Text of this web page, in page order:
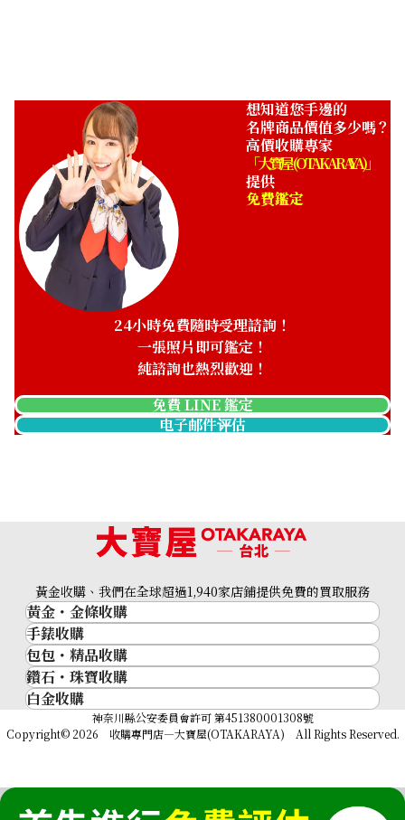
想知道您手邊的
名牌商品價值多少嗎？
高價收購專家
「大寶屋 (OTAKARAYA)」
提供
免費鑑定
24小時免費隨時受理諮詢！
一張照片即可鑑定！
純諮詢也熱烈歡迎！
免費 LINE 鑑定
电子邮件评估
黃金收購、我們在全球超過1,940家店鋪提供免費的買取服務
黃金・金條收購
黃金與貴金屬
金的錠
金幣
黃金過去10年
黃金飾品
手錶收購
名牌手錶
Rolex
Patek Philippe
Audemars Piguet
包包・精品收購
品牌精品
Cartier
LOUIS VUITTON
Hermès
CHANEL
鑽石・珠寶收購
鑽石･珠寶
祖母綠（翠玉）
藍寶石（蒼玉）
白金收購
神奈川縣公安委員會許可 第451380001308號
Copyright© 2026 收購專門店—大寶屋(OTAKARAYA) All Rights Reserved.